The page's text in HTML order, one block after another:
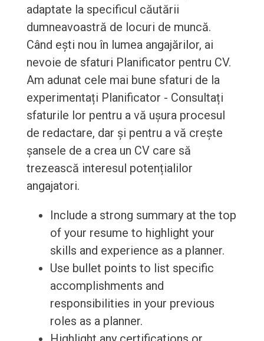
adaptate la specificul căutării
dumneavoastră de locuri de muncă.
Când ești nou în lumea angajărilor, ai
nevoie de sfaturi Planificator pentru CV.
Am adunat cele mai bune sfaturi de la
experimentați Planificator - Consultați
sfaturile lor pentru a vă ușura procesul
de redactare, dar și pentru a vă crește
șansele de a crea un CV care să
trezească interesul potențialilor
angajatori.
Include a strong summary at the top
of your resume to highlight your
skills and experience as a planner.
Use bullet points to list specific
accomplishments and
responsibilities in your previous
roles as a planner.